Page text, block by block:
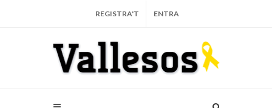
REGISTRA'T ENTRA